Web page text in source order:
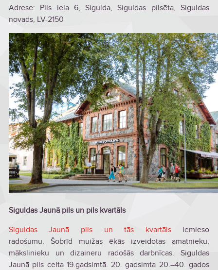
Adrese: Pils iela 6, Sigulda, Siguldas pilsēta, Siguldas
novads, LV-2150
Siguldas Jaunā pils un pils kvartāls
Siguldas Jaunā pils un tās kvartālsiemieso
radošumu. Šobrīd muižas ēkās izveidotas amatnieku,
mākslinieku un dizaineru radošās darbnīcas. Siguldas
Jaunā pils celta 19.gadsimtā. 20. gadsimta 20.–40. gados